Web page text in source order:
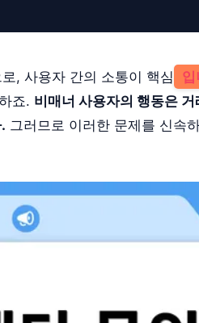
, 사용자 간의 소통이 핵심
죠. 비매너 사용자의 행동은 거
그러므로 이러한 문제를 신속